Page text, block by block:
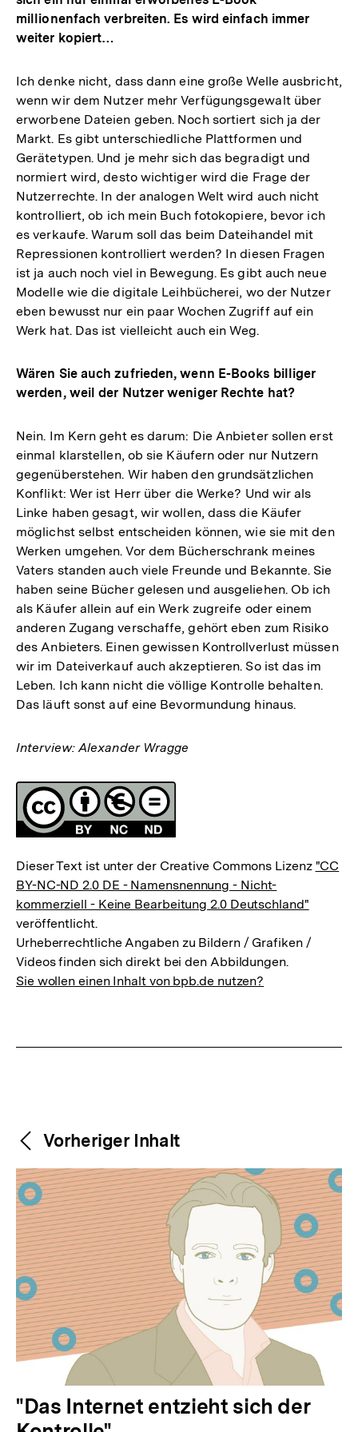
millionenfach verbreiten. Es wird einfach immer
weiter kopiert…
Ich denke nicht, dass dann eine große Welle ausbricht,
wenn wir dem Nutzer mehr Verfügungsgewalt über
erworbene Dateien geben. Noch sortiert sich ja der
Markt. Es gibt unterschiedliche Plattformen und
Gerätetypen. Und je mehr sich das begradigt und
normiert wird, desto wichtiger wird die Frage der
Nutzerrechte. In der analogen Welt wird auch nicht
kontrolliert, ob ich mein Buch fotokopiere, bevor ich
es verkaufe. Warum soll das beim Dateihandel mit
Repressionen kontrolliert werden? In diesen Fragen
ist ja auch noch viel in Bewegung. Es gibt auch neue
Modelle wie die digitale Leihbücherei, wo der Nutzer
eben bewusst nur ein paar Wochen Zugriff auf ein
Werk hat. Das ist vielleicht auch ein Weg.
Wären Sie auch zufrieden, wenn E-Books billiger
werden, weil der Nutzer weniger Rechte hat?
Nein. Im Kern geht es darum: Die Anbieter sollen erst
einmal klarstellen, ob sie Käufern oder nur Nutzern
gegenüberstehen. Wir haben den grundsätzlichen
Konflikt: Wer ist Herr über die Werke? Und wir als
Linke haben gesagt, wir wollen, dass die Käufer
möglichst selbst entscheiden können, wie sie mit den
Werken umgehen. Vor dem Bücherschrank meines
Vaters standen auch viele Freunde und Bekannte. Sie
haben seine Bücher gelesen und ausgeliehen. Ob ich
als Käufer allein auf ein Werk zugreife oder einem
anderen Zugang verschaffe, gehört eben zum Risiko
des Anbieters. Einen gewissen Kontrollverlust müssen
wir im Dateiverkauf auch akzeptieren. So ist das im
Leben. Ich kann nicht die völlige Kontrolle behalten.
Das läuft sonst auf eine Bevormundung hinaus.
Interview: Alexander Wragge
Fussnoten
Lizenz
Dieser Text ist unter der Creative Commons Lizenz "CC
BY-NC-ND 2.0 DE - Namensnennung - Nicht-
kommerziell - Keine Bearbeitung 2.0 Deutschland"
veröffentlicht.
Urheberrechtliche Angaben zu Bildern / Grafiken /
Videos finden sich direkt bei den Abbildungen.
Sie wollen einen Inhalt von bpb.de nutzen?
Weitere
Inhalte
Content-
Navigation
Vorheriger Inhalt
V
"Das Internet entzieht sich der